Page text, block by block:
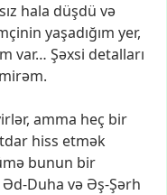
hala düşdü və
yaşadığım yer,
var… Şəxsi detalları
amma heç bir
hiss etmək
bunun bir
Əd-Duha və Əş-Şərh